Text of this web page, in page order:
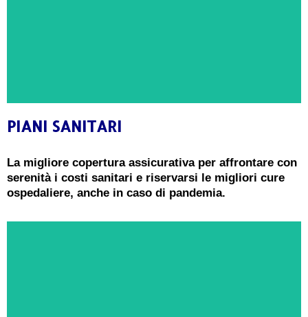
Ricevi oggi una consulenza gratuita e senza
impegno da un
PIANI SANITARI
La migliore copertura assicurativa per affrontare con
serenità i costi sanitari e riservarsi le migliori cure
ospedaliere, anche in caso di pandemia.